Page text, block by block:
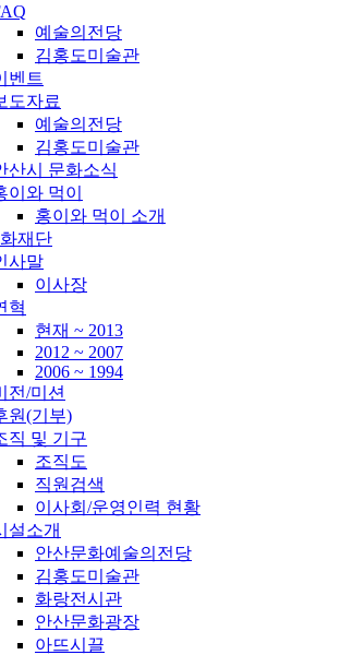
예술의전당
김홍도미술관
벤트
도자료
예술의전당
김홍도미술관
산시 문화소식
이와 먹이
홍이와 먹이 소개
재단
사말
이사장
혁
현재 ~ 2013
2012 ~ 2007
2006 ~ 1994
전/미션
원(기부)
직 및 기구
조직도
직원검색
이사회/운영인력 현황
설소개
안산문화예술의전당
김홍도미술관
화랑전시관
안산문화광장
아뜨시끌